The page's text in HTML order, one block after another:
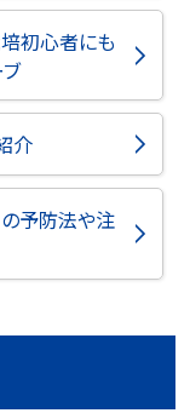
初心者にも
介
予防法や注